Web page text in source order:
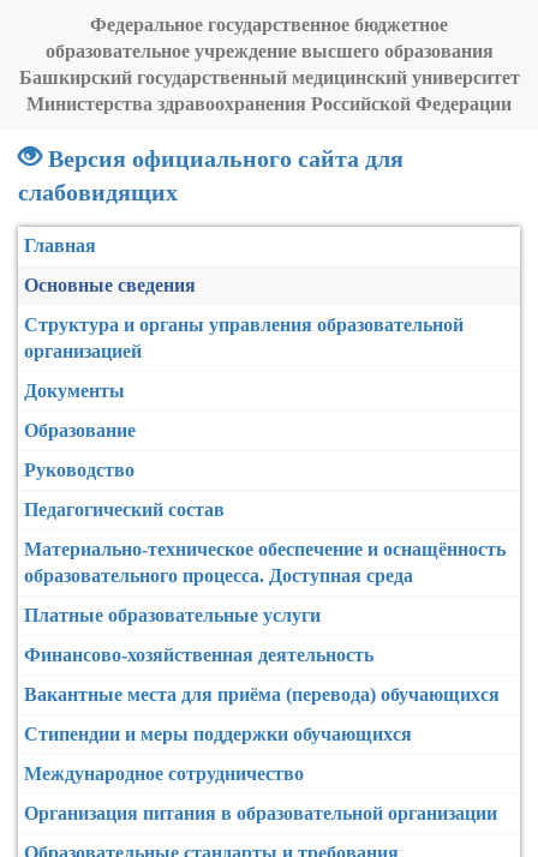
Федеральное государственное бюджетное
образовательное учреждение высшего образования
Башкирский государственный медицинский университет
Министерства здравоохранения Российской Федерации
Версия официального сайта для
слабовидящих
Главная
Основные сведения
Структура и органы управления образовательной
организацией
Документы
Образование
Руководство
Педагогический состав
Материально-техническое обеспечение и оснащённость
образовательного процесса. Доступная среда
Платные образовательные услуги
Финансово-хозяйственная деятельность
Вакантные места для приёма (перевода) обучающихся
Стипендии и меры поддержки обучающихся
Международное сотрудничество
Организация питания в образовательной организации
Образовательные стандарты и требования